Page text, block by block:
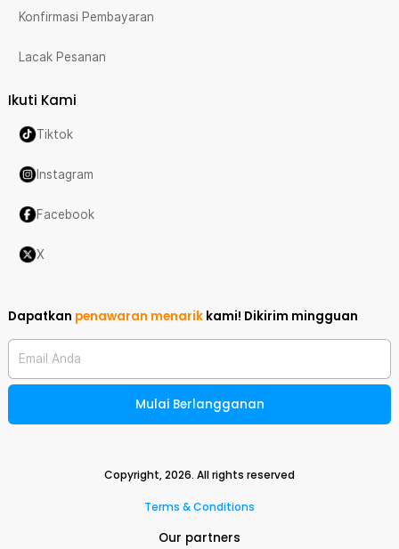
Konfirmasi Pembayaran
Lacak Pesanan
Ikuti Kami
Tiktok
Instagram
Facebook
X
Dapatkan penawaran menarik kami! Dikirim mingguan
Email Anda
Mulai Berlangganan
Copyright,2026. All rights reserved
Terms & Conditions
Our partners